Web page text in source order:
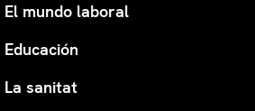
El mundo laboral
Educación
La sanitat